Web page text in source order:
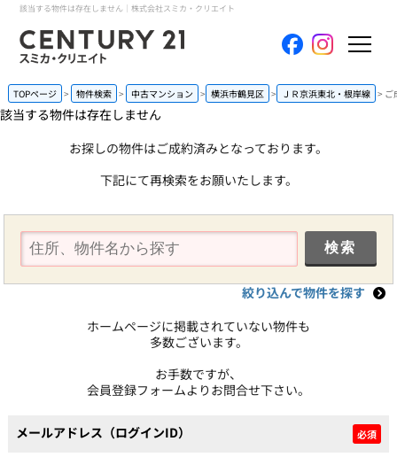
該当する物件は存在しません｜株式会社スミカ・クリエイト
ホーム
当社について
買いたい
売りたい
採用情報
会員メニュー
サイトマップ
TOPページ 物件検索 中古マンション 横浜市鶴見区 ＪＲ京浜東北・根岸線 ご
該当する物件は存在しません
お探しの物件はご成約済みとなっております。
下記にて再検索をお願いたします。
絞り込んで物件を探す
ホームページに掲載されていない物件も
多数ございます。
お手数ですが、
会員登録フォームよりお問合せ下さい。
メールアドレス（ログインID） 必須